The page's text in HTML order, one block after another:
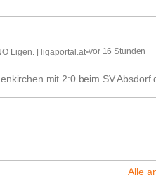
Ligen. | ligaportal.at•vor 16 Stunden
mit 2:0 beim SV Absdorf
Alle